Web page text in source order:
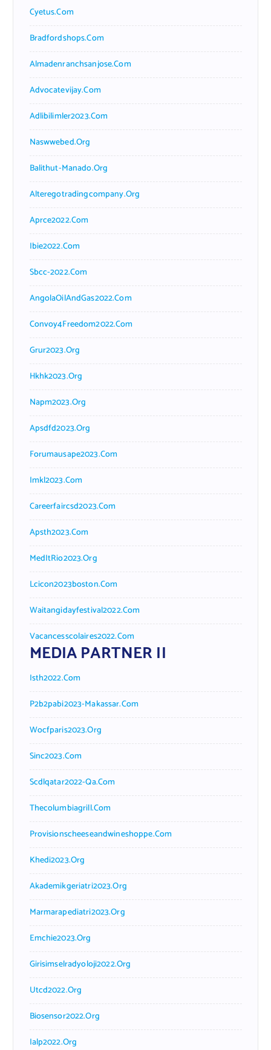
Cyetus.com
Bradfordshops.com
Almadenranchsanjose.com
Advocatevijay.com
Adlibilimler2023.com
Naswwebed.org
Balithut-Manado.org
Alteregotradingcompany.org
Aprce2022.com
Ibie2022.com
Sbcc-2022.com
AngolaOilAndGas2022.com
Convoy4Freedom2022.com
Grur2023.org
Hkhk2023.org
Napm2023.org
Apsdfd2023.org
Forumausape2023.com
Imkl2023.com
Careerfaircsd2023.com
Apsth2023.com
MedItRio2023.org
Lcicon2023boston.com
Waitangidayfestival2022.com
Vacancesscolaires2022.com
MEDIA PARTNER II
Isth2022.com
P2b2pabi2023-Makassar.com
Wocfparis2023.org
Sinc2023.com
Scdlqatar2022-Qa.com
Thecolumbiagrill.com
Provisionscheeseandwineshoppe.com
Khedi2023.org
Akademikgeriatri2023.org
Marmarapediatri2023.org
Emchie2023.org
Girisimselradyoloji2022.org
Utcd2022.org
Biosensor2022.org
Ialp2022.org